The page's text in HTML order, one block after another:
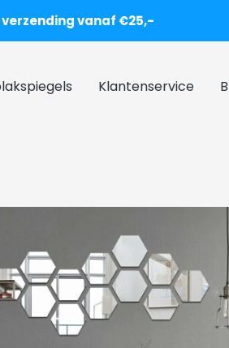
vanaf €25,-
Klantenservice